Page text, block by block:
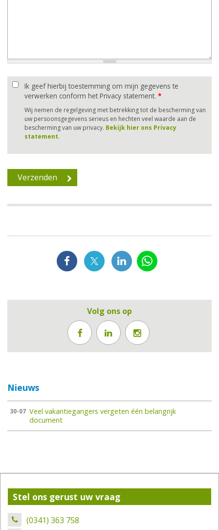
Ik geef hierbij toestemming om mijn gegevens te
verwerken conform het Privacy statement. *
Wij nemen de regelgeving met betrekking tot de bescherming van
uw persoonsgegevens serieus en hechten veel waarde aan de
bescherming van uw privacy. Bekijk hier ons Privacy
statement.
Volg ons op
Nieuws
30-07 Veel vakantiegangers vergeten één belangrijk
document
Stel ons gerust uw vraag
(0341) 363 758